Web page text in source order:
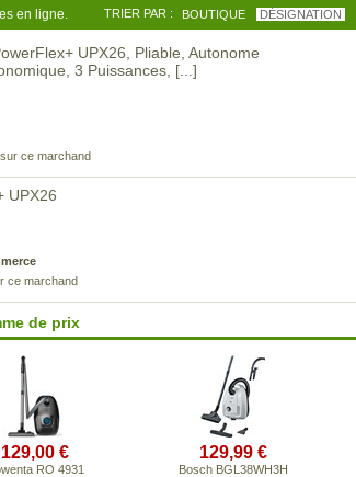
en ligne. TRIER PAR : BOUTIQUE DÉSIGNATION
UPX26, Pliable, Autonome
3 Puissances, [...]
ce marchand
UPX26
ce marchand
de prix
129,00 €
RO 4931
129,99 €
Bosch BGL38WH3H